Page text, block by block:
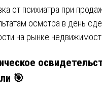
от психиатра при
осмотра в день
на рынке
🎯